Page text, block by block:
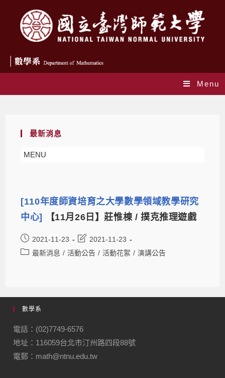
Menu
最新消息
MENU
[110年度師資培育之大學數學領域教學研究
中心]
【11月26日】莊惟棟 / 撲克推理遊戲
2021-11-23
2021-11-23
最新消息 / 活動公告 / 活動花絮 / 演講公告
數學系
電話：(02)7749-6576
地址：116059台北市汀州路四段88號
電郵：math@ntnu.edu.tw